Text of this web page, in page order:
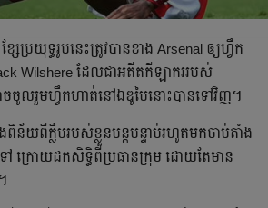
សែ​ប្រយុទ្ធ​រូប​នេះ​ត្រូវ​បាន​ខាង​ Arsenal ឲ្យ​ហ្វឹក
Wilshere ដែល​ជា​អតីត​កីឡាករ​របស់​
ច​ចូល​រួម​ហ្វឹកហាត់​នៅ​ឯ​ឌូបៃ​នោះ​បាន​ទៅ​វិញ​។
ង​ពិន័យ​ពី​ក្លឹប​របស់​ខ្លួន​បន្ត​បន្ទាប់​រហូត​មក​ចាប់​តាំង​
ទៅ​ ក្រោយ​ដក​សិទ្ធិ​ពី​ប្រធាន​ក្រុម​ ដោយ​តែ​មាន​